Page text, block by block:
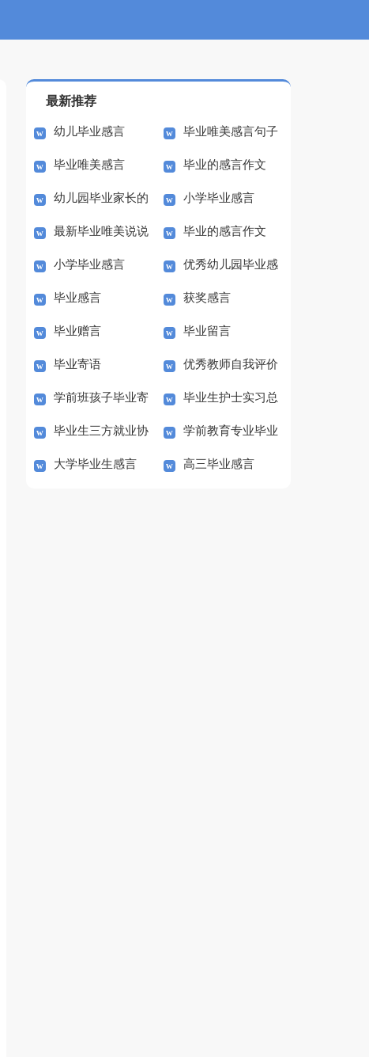
最新推荐
幼儿毕业感言 毕业唯美感言句子
毕业唯美感言 毕业的感言作文
300字
幼儿园毕业家长的
感言
小学毕业感言
最新毕业唯美说说
感言
毕业的感言作文
300字
小学毕业感言 优秀幼儿园毕业感
言
毕业感言 获奖感言
毕业赠言 毕业留言
毕业寄语 优秀教师自我评价
范文
学前班孩子毕业寄
语
毕业生护士实习总
结范文
毕业生三方就业协
议书
学前教育专业毕业
生就业情况调研报告范
大学毕业生感言 高三毕业感言